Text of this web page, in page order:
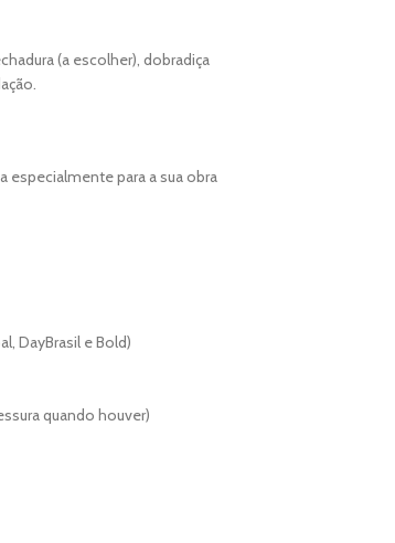
(a escolher), dobradiça
especialmente para a sua obra
DayBrasil e Bold)
quando houver)